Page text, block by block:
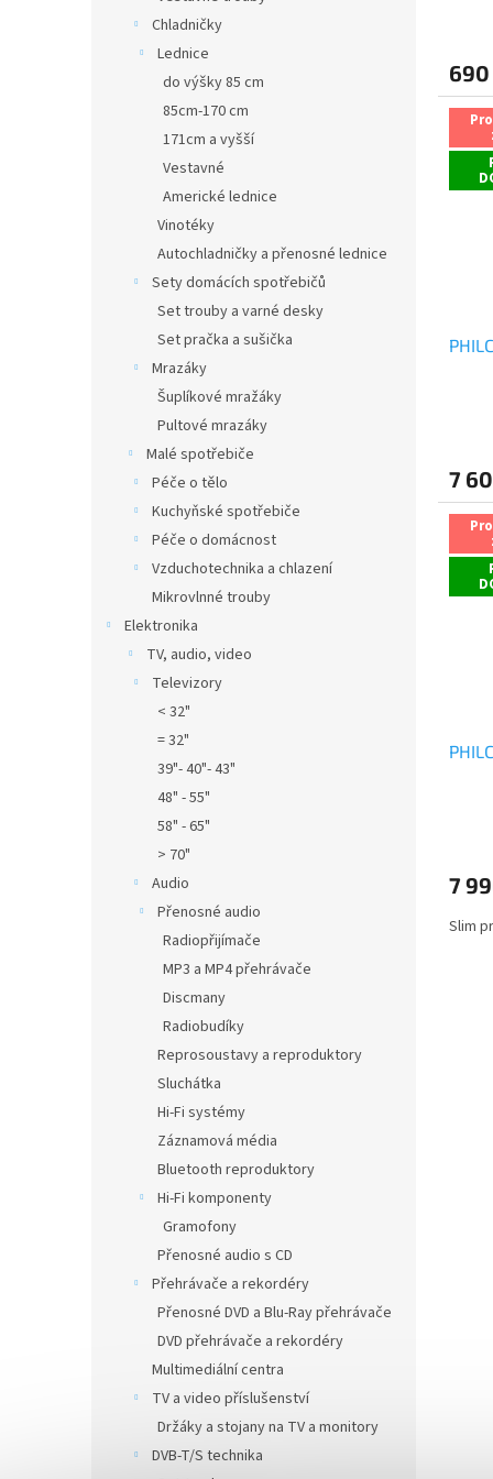
Chladničky
Lednice
do výšky 85 cm
85cm-170 cm
171cm a vyšší
Vestavné
Americké lednice
Vinotéky
Autochladničky a přenosné lednice
Sety domácích spotřebičů
Set trouby a varné desky
Set pračka a sušička
Mrazáky
Šuplíkové mražáky
Pultové mrazáky
Malé spotřebiče
Péče o tělo
Kuchyňské spotřebiče
Péče o domácnost
Vzduchotechnika a chlazení
Mikrovlnné trouby
Elektronika
TV, audio, video
Televizory
< 32"
= 32"
39"- 40"- 43"
48" - 55"
58" - 65"
> 70"
Audio
Přenosné audio
Radiopřijímače
MP3 a MP4 přehrávače
Discmany
Radiobudíky
Reprosoustavy a reproduktory
Sluchátka
Hi-Fi systémy
Záznamová média
Bluetooth reproduktory
Hi-Fi komponenty
Gramofony
Přenosné audio s CD
Přehrávače a rekordéry
Přenosné DVD a Blu-Ray přehrávače
DVD přehrávače a rekordéry
Multimediální centra
TV a video příslušenství
Držáky a stojany na TV a monitory
DVB-T/S technika
je
5,0
690
je
5,0
7
je
z
7
Slim